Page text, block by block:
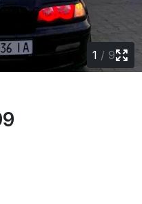
1 / 9